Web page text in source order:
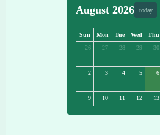
August 2026 today
Sun Mon Tue Wed Thu
26
27 28 29 30
2 3 4 5 6
9 10 11 12 13